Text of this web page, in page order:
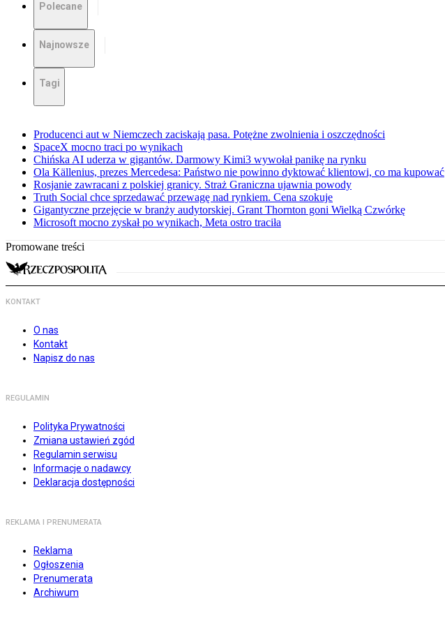
Polecane
Najnowsze
Tagi
Producenci aut w Niemczech zaciskają pasa. Potężne zwolnienia i oszczędności
SpaceX mocno traci po wynikach
Chińska AI uderza w gigantów. Darmowy Kimi3 wywołał panikę na rynku
Ola Källenius, prezes Mercedesa: Państwo nie powinno dyktować klientowi, co ma kupować
Rosjanie zawracani z polskiej granicy. Straż Graniczna ujawnia powody
Truth Social chce sprzedawać przewagę nad rynkiem. Cena szokuje
Gigantyczne przejęcie w branży audytorskiej. Grant Thornton goni Wielką Czwórkę
Microsoft mocno zyskał po wynikach, Meta ostro traciła
Promowane treści
KONTAKT
O nas
Kontakt
Napisz do nas
REGULAMIN
Polityka Prywatności
Zmiana ustawień zgód
Regulamin serwisu
Informacje o nadawcy
Deklaracja dostępności
REKLAMA I PRENUMERATA
Reklama
Ogłoszenia
Prenumerata
Archiwum